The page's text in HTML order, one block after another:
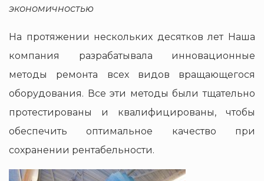
экономичностью
На протяжении нескольких десятков лет Наша
компания разрабатывала инновационные
методы ремонта всех видов вращающегося
оборудования. Все эти методы были тщательно
протестированы и квалифицированы, чтобы
обеспечить оптимальное качество при
сохранении рентабельности.